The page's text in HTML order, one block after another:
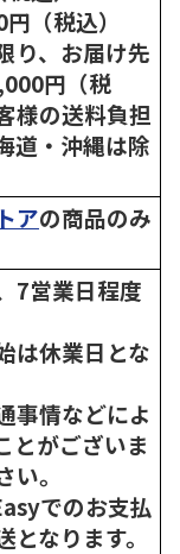
（税込）
り、お届け先
円（税
様の送料負担
道・沖縄は除
アの商品のみ
7営業日程度
は休業日とな
事情などによ
とがございま
。
でのお支払
なります。